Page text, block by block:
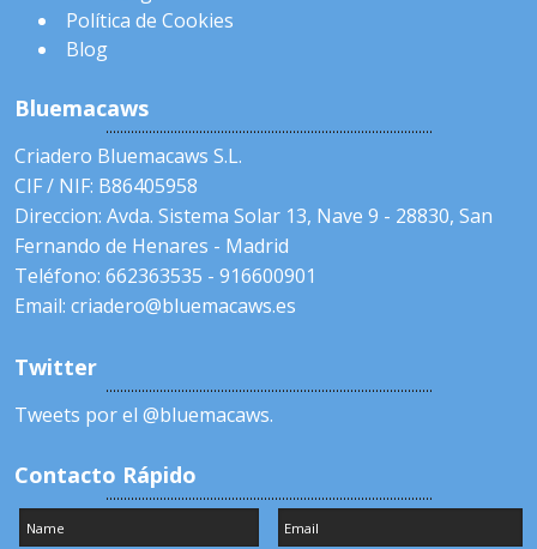
Política de Cookies
Blog
Bluemacaws
Criadero Bluemacaws S.L.
CIF / NIF: B86405958
Direccion: Avda. Sistema Solar 13, Nave 9 - 28830, San
Fernando de Henares - Madrid
Teléfono: 662363535 - 916600901
Email: criadero@bluemacaws.es
Twitter
Tweets por el @bluemacaws.
Contacto Rápido